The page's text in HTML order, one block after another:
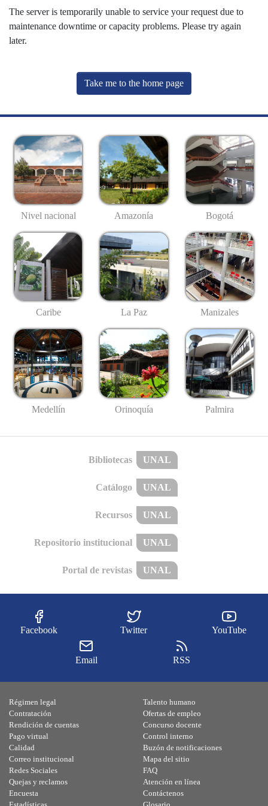
The server is temporarily unable to service your request due to
maintenance downtime or capacity problems. Please try again
later.
Take me to the home page
Nivel nacional Amazonía Bogotá
Caribe La Paz Manizales
Medellín Orinoquía Palmira
Bibliotecas UNAL
Catálogo UNAL
Recursos UNAL
Repositorio institucional UNAL
Portal de revistas UNAL
Facebook Twitter YouTube
Email RSS
Régimen legal
Contratación
Rendición de cuentas
Pago virtual
Calidad
Talento humano
Ofertas de empleo
Concurso docente
Control interno
Buzón de notificaciones
Correo institucional
Redes Sociales
Quejas y reclamos
Encuesta
Mapa del sitio
FAQ
Atención en línea
Contáctenos